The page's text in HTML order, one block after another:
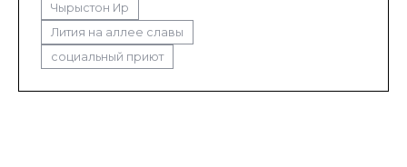
Чырыстон Ир
Лития на аллее славы
социальный приют